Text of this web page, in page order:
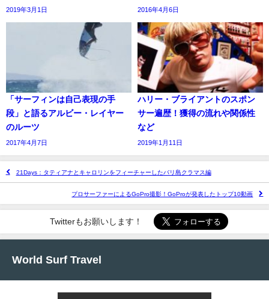
2019年3月1日 2016年4月6日
「サーフィンは自己表現の手
段」と語るアルビー・レイヤー
のルーツ
2017年4月7日
ハリー・ブライアントのスポン
サー遍歴！獲得の流れや関係性
など
2019年1月11日
21Days：タティアナとキャロリンをフィーチャーしたバリ島クラマス編
プロサーファーによるGoPro撮影！GoProが発表したトップ10動画
Twitterもお願いします！
World Surf Travel